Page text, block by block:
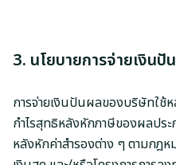
3. นโยบายการจ่ายเงินปั
การจ่ายเงินปันผลของบริษัทใช้
กำไรสุทธิหลังหักภาษีของผลปร
หลังหักค่าสำรองต่าง ๆ ตามกฎ